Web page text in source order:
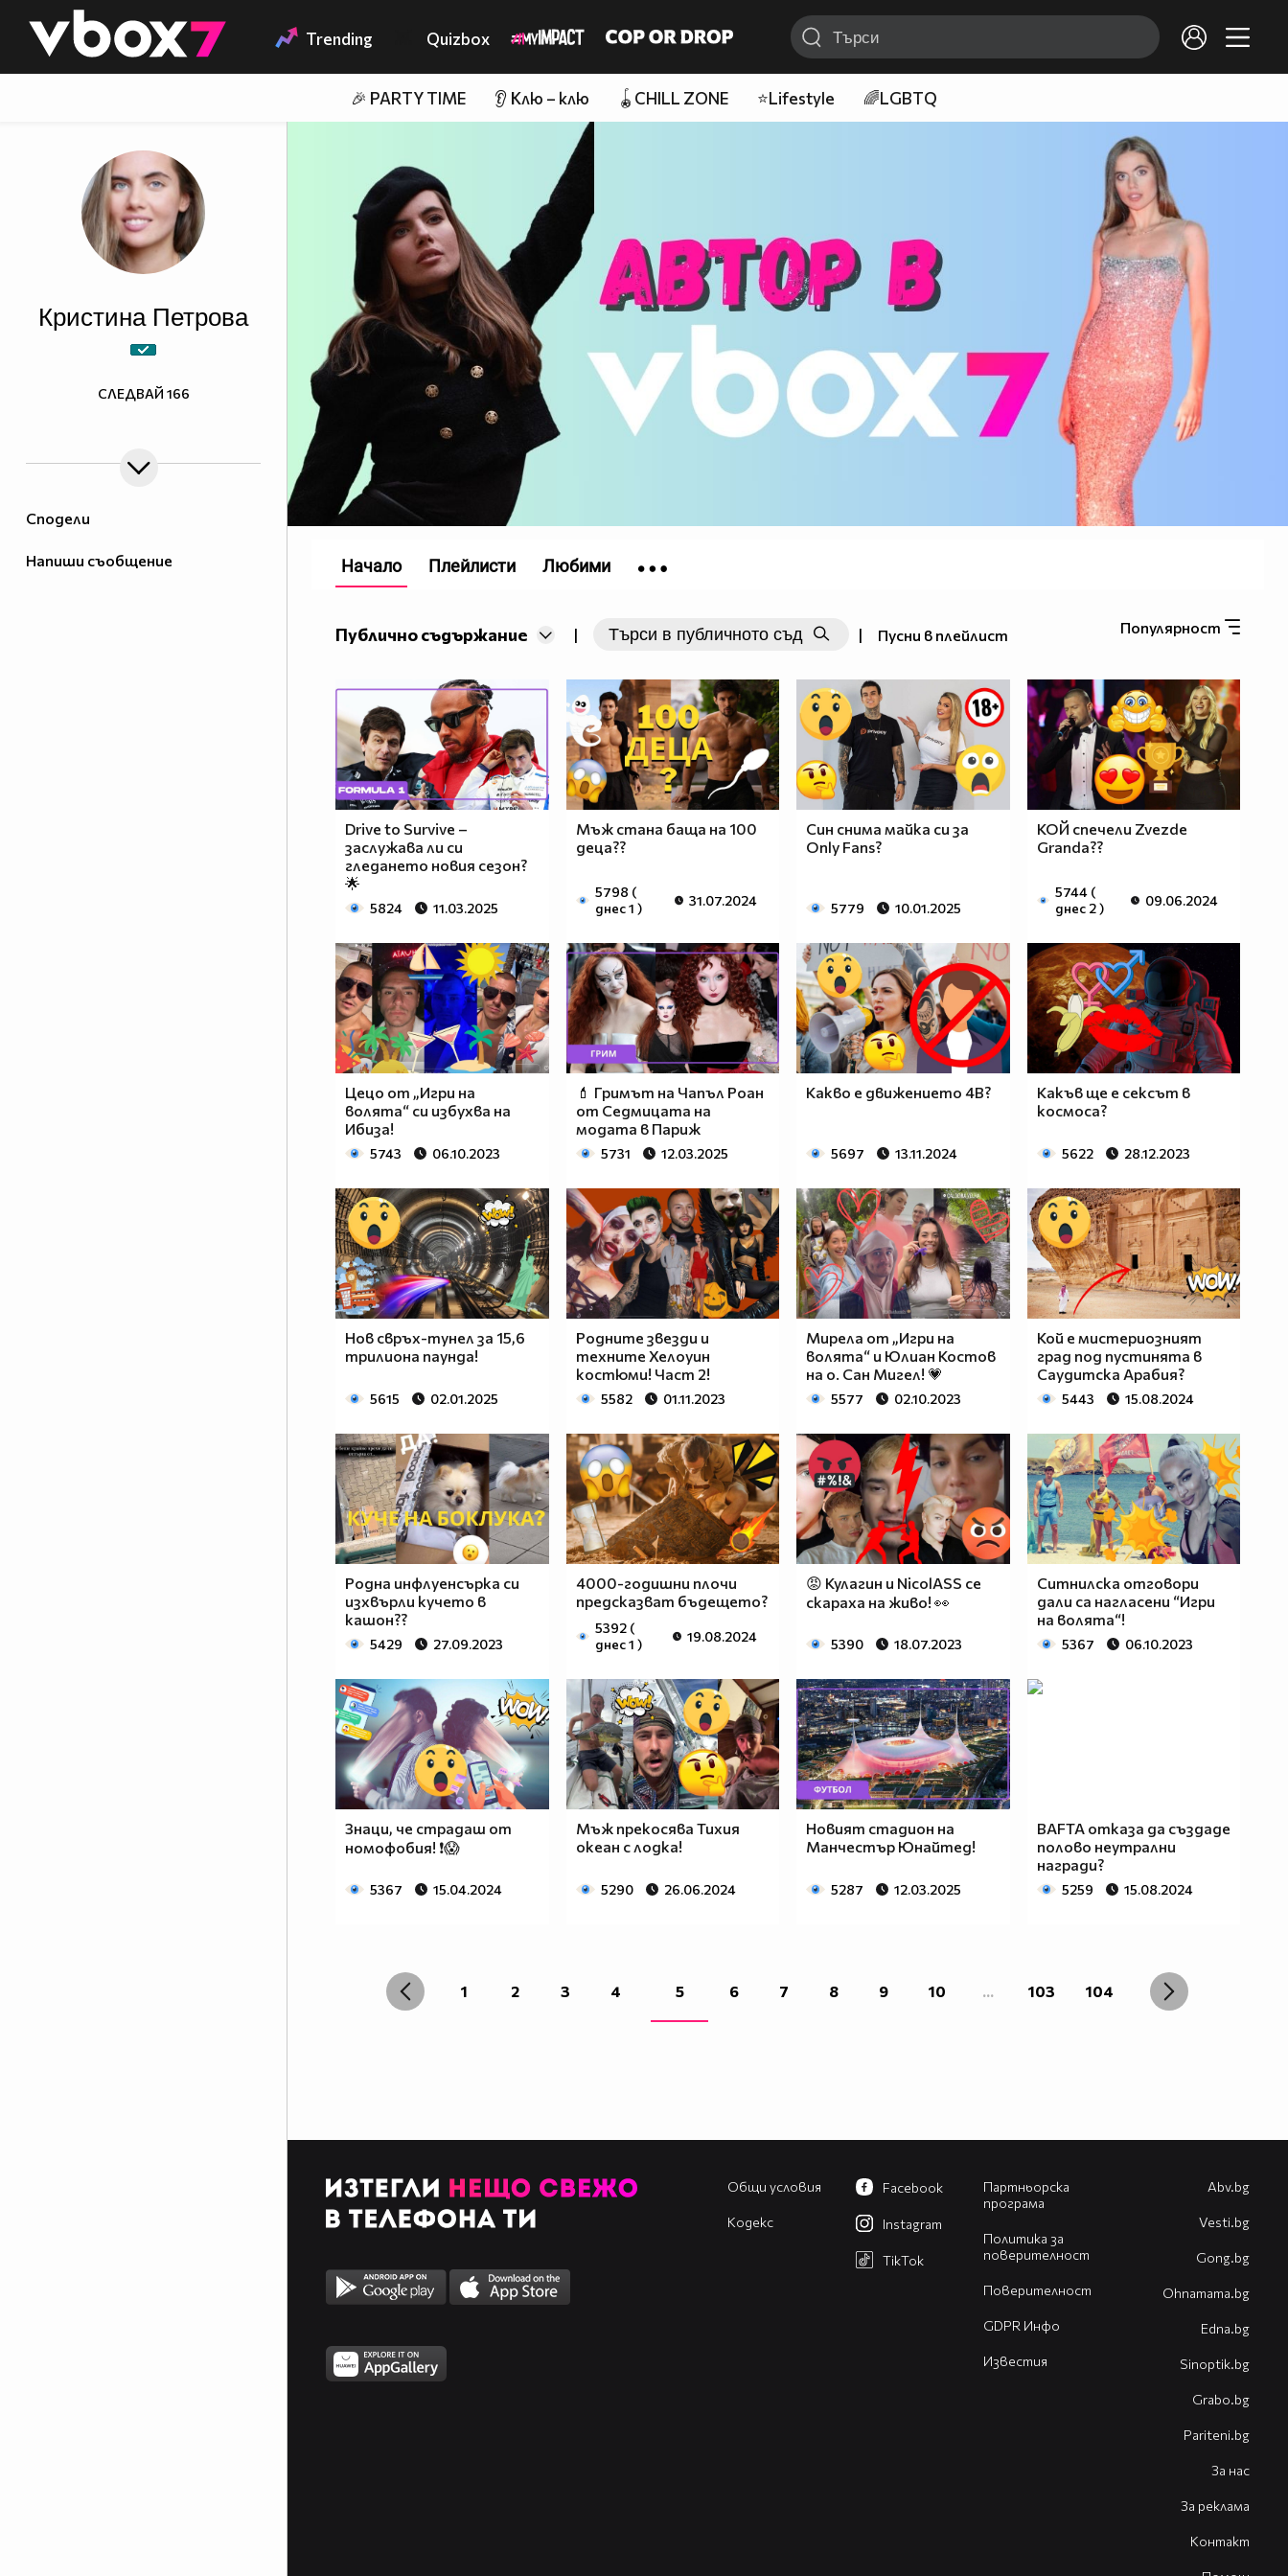
👾 Trending Quizbox
🎉 PARTY TIME 👂 Клю – клю 🪀CHILL ZONE ⭐Lifestyle 🌈LGBTQ
Сподели
Напиши съобщение
Кристина Петрова
СЛЕДВАЙ 166
Популярност
Публично съдържание | | Пусни в плейлист
Drive to Survive –
заслужава ли си
гледането новия сезон?
🌟
5824 11.03.2025
Мъж стана баща на 100
деца??
5798 (
днес 1 )
31.07.2024
Син снима майка си за
Only Fans?
5779 10.01.2025
КОЙ спечели Zvezde
Granda??
5744 (
днес 2 )
09.06.2024
Цецо от „Игри на
волята“ си избухва на
Ибиза!
5743 06.10.2023
💄 Гримът на Чапъл Роан
от Седмицата на
модата в Париж
5731 12.03.2025
Какво е движението 4B?
5697 13.11.2024
Какъв ще е сексът в
космоса?
5622 28.12.2023
Нов свръх-тунел за 15,6
трилиона паунда!
5615 02.01.2025
Родните звезди и
техните Хелоуин
костюми! Част 2!
5582 01.11.2023
Мирела от „Игри на
волята“ и Юлиан Костов
на о. Сан Мигел! 💗
5577 02.10.2023
Кой е мистериозният
град под пустинята в
Саудитска Арабия?
5443 15.08.2024
Родна инфлуенсърка си
изхвърли кучето в
кашон??
5429 27.09.2023
4000-годишни плочи
предсказват бъдещето?
5392 (
днес 1 )
19.08.2024
😡 Кулагин и NicolASS се
скараха на живо! 👀
5390 18.07.2023
Ситнилска отговори
дали са нагласени “Игри
на волята“!
5367 06.10.2023
Знаци, че страдаш от
номофобия! ❗😱
5367 15.04.2024
Мъж прекосява Тихия
океан с лодка!
5290 26.06.2024
Новият стадион на
Манчестър Юнайтед!
5287 12.03.2025
BAFTA отказа да създаде
полово неутрални
награди?
5259 15.08.2024
1 2 3 4 5 6 7 8 9 10 ... 103 104
Начало Плейлисти Любими
Общи условия
Кодекс
Партньорска
програма
Политика за
поверителност
Поверителност
GDPR Инфо
Известия
Facebook
Instagram
TikTok
Abv.bg
Vesti.bg
Gong.bg
Оhnamama.bg
Edna.bg
Sinoptik.bg
Grabo.bg
Pariteni.bg
За нас
За реклама
Контакт